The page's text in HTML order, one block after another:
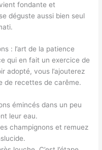
fondante et
déguste aussi bien seul
: l’art de la patience
qui en fait un exercice de
adopté, vous l’ajouterez
de recettes de carême.
émincés dans un peu
leur eau.
champignons et remuez